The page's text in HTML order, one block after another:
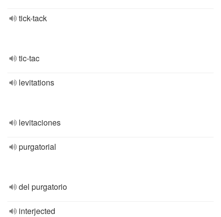
tick-tack
tic-tac
levitations
levitaciones
purgatorial
del purgatorio
interjected